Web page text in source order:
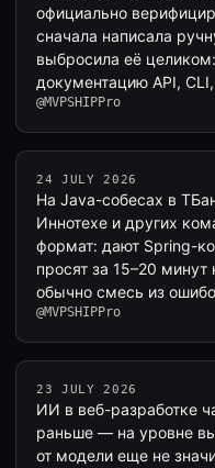
официально
сначала написала
выбросила её
документацию API,
@MVPSHIPPro
24 JULY 2026
На Java-собесах в
Иннотехе и других
формат: дают Spring-
просят за 15–20
обычно смесь из
@MVPSHIPPro
23 JULY 2026
ИИ в веб-разработке
раньше — на уровне
от модели еще не